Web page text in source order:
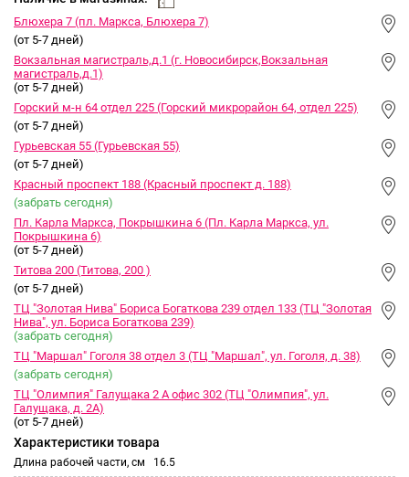
Блюхера 7 (пл. Маркса, Блюхера 7)
(от 5-7 дней)
Вокзальная магистраль,д.1 (г. Новосибирск,Вокзальная
магистраль,д.1)
(от 5-7 дней)
Горский м-н 64 отдел 225 (Горский микрорайон 64, отдел 225)
(от 5-7 дней)
Гурьевская 55 (Гурьевская 55)
(от 5-7 дней)
Красный проспект 188 (Красный проспект д. 188)
(забрать сегодня)
Пл. Карла Маркса, Покрышкина 6 (Пл. Карла Маркса, ул.
Покрышкина 6)
(от 5-7 дней)
Титова 200 (Титова, 200 )
(от 5-7 дней)
ТЦ "Золотая Нива" Бориса Богаткова 239 отдел 133 (ТЦ "Золотая
Нива", ул. Бориса Богаткова 239)
(забрать сегодня)
ТЦ "Маршал" Гоголя 38 отдел 3 (ТЦ "Маршал", ул. Гоголя, д. 38)
(забрать сегодня)
ТЦ "Олимпия" Галущака 2 А офис 302 (ТЦ "Олимпия", ул.
Галущака, д. 2А)
(от 5-7 дней)
Характеристики товара
Длина рабочей части, см 16.5